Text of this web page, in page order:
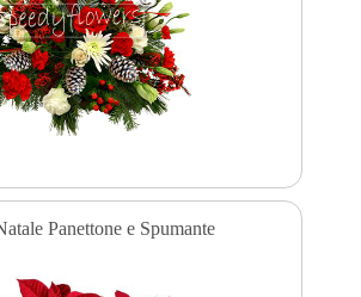
Panettone e Spumante